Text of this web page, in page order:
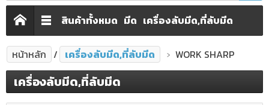
สินค้าทั้งหมด มีด เครื่องลับมีด,ที่ลับมีด
หน้าหลัก เครื่องลับมีด,ที่ลับมีด WORK SHARP
เครื่องลับมีด,ที่ลับมีด